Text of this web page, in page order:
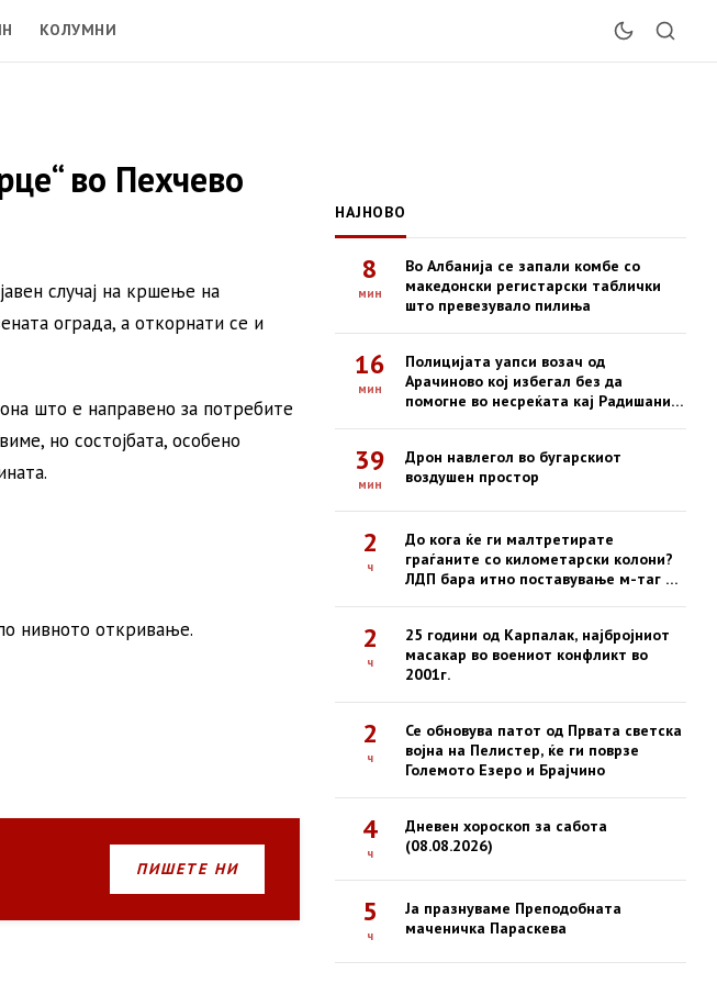
КОЛУМНИ
во Пехчево
случај на кршење на
ограда, а откорнати се и
што е направено за потребите
но состојбата, особено
нивното откривање.
ПИШЕТЕ НИ
НАЈНОВО
8
мин
Во Албанија се запали комбе со
македонски регистарски таблички
што превезувало пилиња
16
мин
Полицијата уапси возач од
Арачиново кој избегал без да
помогне во несреќата кај Радишани,
39
мин
Дрон навлегол во бугарскиот
воздушен простор
2
ч
До кога ќе ги малтретирате
граѓаните со километарски колони?
ЛДП бара итно поставување м-таг на
2
ч
25 години од Карпалак, најбројниот
масакар во воениот конфликт во
2001г.
2
ч
Се обновува патот од Првата светска
војна на Пелистер, ќе ги поврзе
Големото Езеро и Брајчино
4
ч
Дневен хороскоп за сабота
(08.08.2026)
5
ч
Ја празнуваме Преподобната
маченичка Параскева